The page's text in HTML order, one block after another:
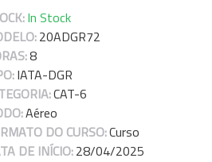
In Stock
20ADGR72
8
IATA-DGR
CAT-6
Aéreo
DO CURSO:Curso
DE INÍCIO:28/04/2025